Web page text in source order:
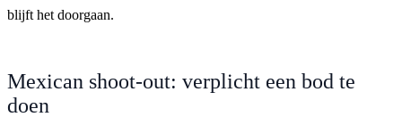
blijft het doorgaan.
Mexican shoot-out: verplicht een bod te
doen